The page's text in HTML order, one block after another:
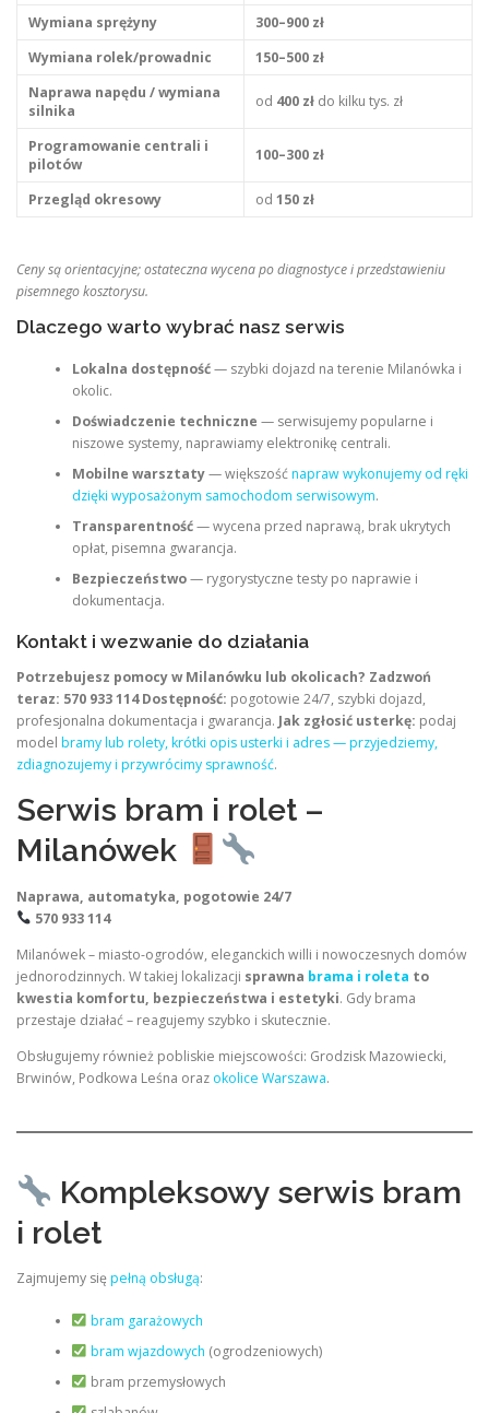
Wymiana sprężyny
300–900 zł
Wymiana rolek/prowadnic
150–500 zł
Naprawa napędu / wymiana
silnika
od 400 złdo kilku tys. zł
Programowanie centrali i
pilotów
100–300 zł
Przegląd okresowy od 150 zł
Ceny są orientacyjne; ostateczna wycena po diagnostyce i przedstawieniu
pisemnego kosztorysu.
Dlaczego warto wybrać nasz serwis
Lokalna dostępność— szybki dojazd na terenie Milanówka i
okolic.
Doświadczenie techniczne — serwisujemy popularne i
niszowe systemy, naprawiamy elektronikę centrali.
Mobilne warsztaty— większośćnapraw wykonujemy od ręki
dzięki wyposażonym samochodom serwisowym.
Transparentność— wycena przed naprawą, brak ukrytych
opłat, pisemna gwarancja.
Bezpieczeństwo— rygorystyczne testy po naprawie i
dokumentacja.
Kontakt i wezwanie do działania
Potrzebujesz pomocy w Milanówku lub okolicach? Zadzwoń
teraz: 570 933 114 Dostępność: pogotowie 24/7, szybki dojazd,
profesjonalna dokumentacja i gwarancja. Jak zgłosić usterkę: podaj
model bramy lub rolety, krótki opis usterki i adres — przyjedziemy,
zdiagnozujemy i przywrócimy sprawność.
Serwis bram i rolet –
Milanówek
Naprawa, automatyka, pogotowie 24/7
570 933 114
Milanówek – miasto-ogrodów, eleganckich willi i nowoczesnych domów
jednorodzinnych. W takiej lokalizacji sprawna brama i roleta to
kwestia komfortu, bezpieczeństwa i estetyki. Gdy brama
przestaje działać – reagujemy szybko i skutecznie.
Obsługujemy również pobliskie miejscowości: Grodzisk Mazowiecki,
Brwinów, Podkowa Leśna oraz okolice Warszawa.
Kompleksowy serwis bram
i rolet
Zajmujemy siępełną obsługą:
bram garażowych
bram wjazdowych (ogrodzeniowych)
bram przemysłowych